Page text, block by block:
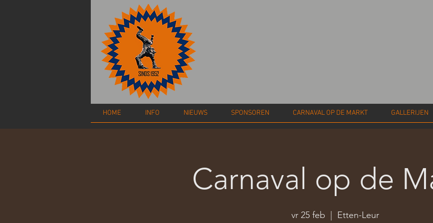
HOME INFO NIEUWS SPONSOREN CARNAVAL OP DE MARKT GALLERIJEN
Carnaval op de
vr 25 feb Etten-Leur